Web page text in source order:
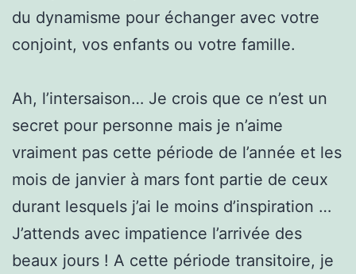
du dynamisme pour échanger avec votre
conjoint, vos enfants ou votre famille.
Ah, l’intersaison… Je crois que ce n’est un
secret pour personne mais je n’aime
vraiment pas cette période de l’année et les
mois de janvier à mars font partie de ceux
durant lesquels j’ai le moins d’inspiration …
J’attends avec impatience l’arrivée des
beaux jours ! A cette période transitoire, je